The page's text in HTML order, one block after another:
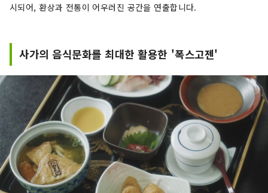
시되어, 환상과 전통이 어우러진 공간을 연출합니다.
사가의 음식문화를 최대한 활용한 '폭스고젠'